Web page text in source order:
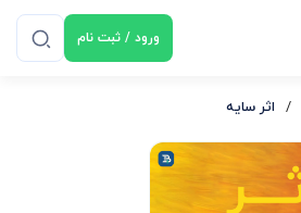
ورود / ثبت نام
/ اثر سایه